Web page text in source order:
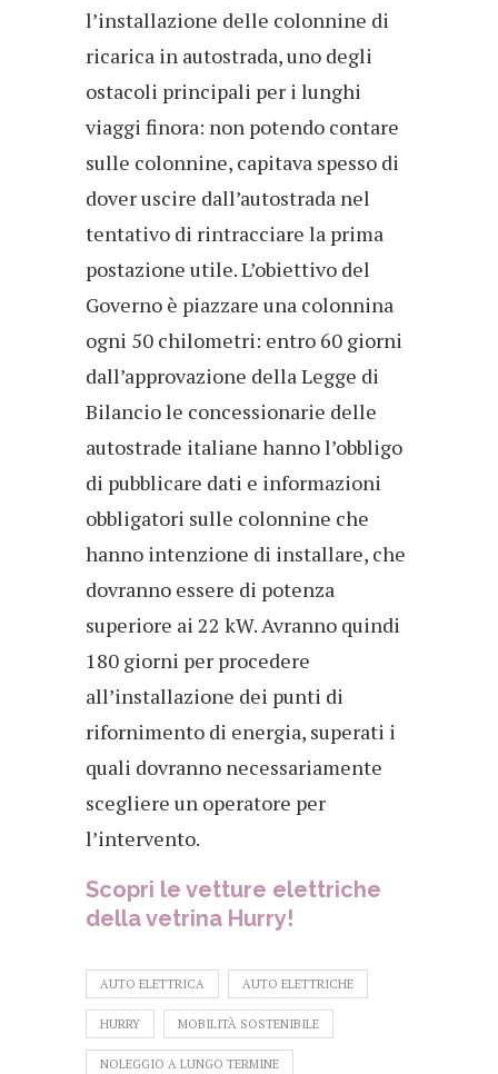
l’installazione delle colonnine di
ricarica in autostrada, uno degli
ostacoli principali per i lunghi
viaggi finora: non potendo contare
sulle colonnine, capitava spesso di
dover uscire dall’autostrada nel
tentativo di rintracciare la prima
postazione utile. L’obiettivo del
Governo è piazzare una colonnina
ogni 50 chilometri: entro 60 giorni
dall’approvazione della Legge di
Bilancio le concessionarie delle
autostrade italiane hanno l’obbligo
di pubblicare dati e informazioni
obbligatori sulle colonnine che
hanno intenzione di installare, che
dovranno essere di potenza
superiore ai 22 kW. Avranno quindi
180 giorni per procedere
all’installazione dei punti di
rifornimento di energia, superati i
quali dovranno necessariamente
scegliere un operatore per
l’intervento.
Scopri le vetture elettriche
della vetrina Hurry!
AUTO ELETTRICA AUTO ELETTRICHE
HURRY MOBILITÀ SOSTENIBILE
NOLEGGIO A LUNGO TERMINE